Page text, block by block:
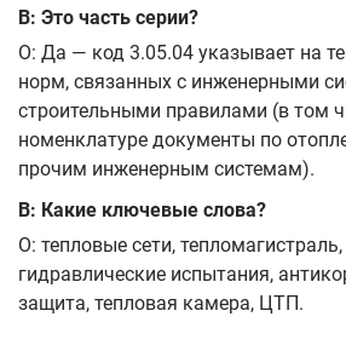
В: Это часть серии?
О: Да — код 3.05.04 указывает на
норм, связанных с инженерными
строительными правилами (в том
номенклатуре документы по
прочим инженерным системам).
В: Какие ключевые слова?
О: тепловые сети,
гидравлические испытания,
защита, тепловая камера, ЦТП.